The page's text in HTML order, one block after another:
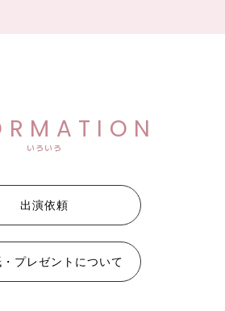
いろいろ
出演依頼
・プレゼントについて